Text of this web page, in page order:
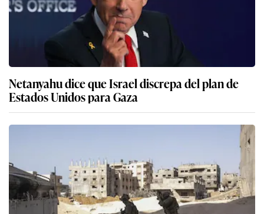
Netanyahu dice que Israel discrepa del plan de
Estados Unidos para Gaza